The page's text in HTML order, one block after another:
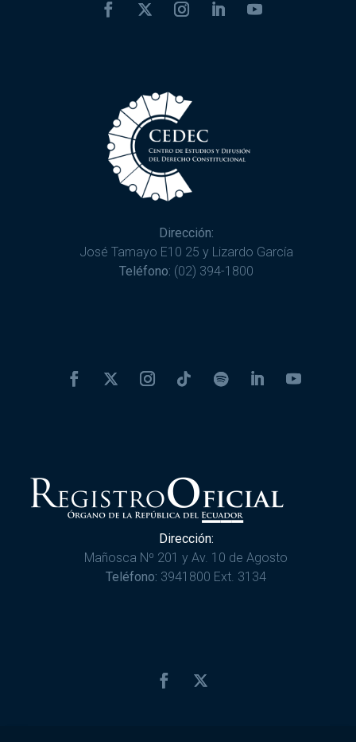
Dirección:
José Tamayo E10 25 y Lizardo García
Teléfono: (02) 394-1800
Dirección:
Mañosca Nº 201 y Av. 10 de Agosto
Teléfono: 3941800 Ext. 3134